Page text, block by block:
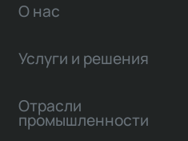
О нас
Услуги и решения
Отрасли
промышленности